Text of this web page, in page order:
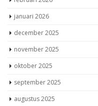
januari 2026
december 2025
november 2025
oktober 2025
september 2025
augustus 2025